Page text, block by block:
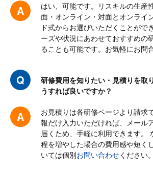
実習も交えた研修で、教わった内容をすぐ
付きました。
と思います。
問題がわかっていても、細分化する方法が
り、今回の研修で書き出して解決策を探し
した。
属人化している業務内容などを細分化する
でも業務の平準化につなげていけると思い
はい、可能です。リスキルの生産
面・オンライン・対面とオンライ
ド式からお選びいただくことがで
ーズや状況にあわせておすすめの
ることも可能です。お気軽にお問
研修費用を知りたい・見積りを取
うすれば良いですか？
お見積りは各研修ページより請求
報だけ入力いただければ、メール
届くため、手軽に利用できます。
程を増やした場合の費用感や短く
いては個別お問い合わせください。